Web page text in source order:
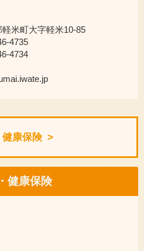
米町大字軽米10-85
4735
4734
健康保険
健康保険